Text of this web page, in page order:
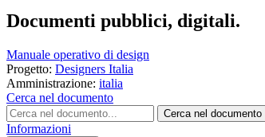
Documenti pubblici, digitali.
Manuale operativo di design
Progetto: Designers Italia
Amministrazione: italia
Cerca nel documento
Cerca nel documento
Informazioni